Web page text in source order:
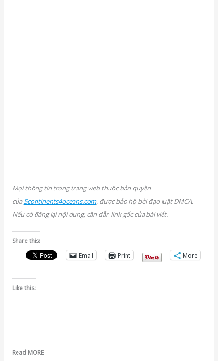
Mọi thông tin trong trang web thuộc bản quyền
của5continents4oceans.com, được bảo hộ bởi đạo luật DMCA.
Nếu có đăng lại nội dung, cần dẫn link gốc của bài viết.
Share this:
Email
Print More
Like this:
Read MORE